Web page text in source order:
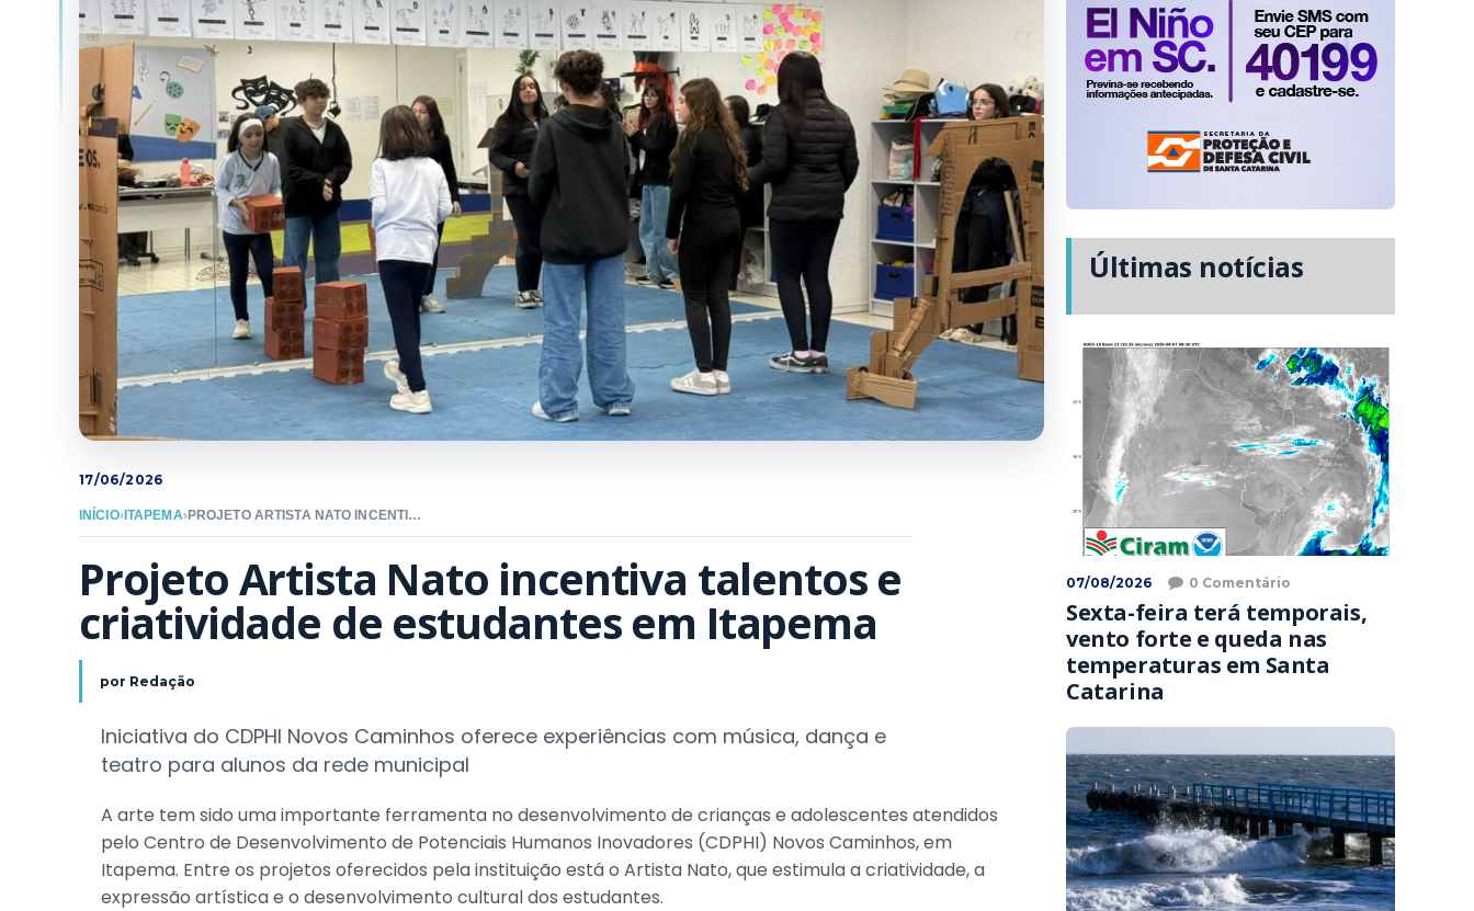
17/06/2026
INÍCIO›ITAPEMA› PROJETO ARTISTA NATO INCENTIVA TALENTOS E CRIATIVIDADE DE ESTUDANTES EM ITAPEMA
Projeto Artista Nato incentiva talentos e
criatividade de estudantes em Itapema
por Redação
Iniciativa do CDPHI Novos Caminhos oferece experiências com música, dança e
teatro para alunos da rede municipal
A arte tem sido uma importante ferramenta no desenvolvimento de crianças e adolescentes atendidos
pelo Centro de Desenvolvimento de Potenciais Humanos Inovadores (CDPHI) Novos Caminhos, em
Itapema. Entre os projetos oferecidos pela instituição está o Artista Nato, que estimula a criatividade, a
expressão artística e o desenvolvimento cultural dos estudantes.
Últimas notícias
07/08/2026 0 Comentário
Sexta-feira terá temporais,
vento forte e queda nas
temperaturas em Santa
Catarina